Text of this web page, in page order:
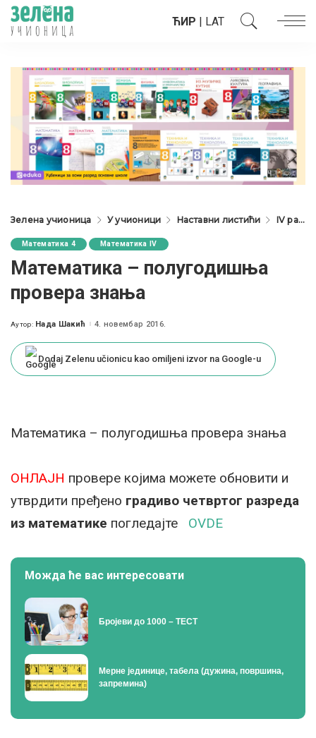
ЋИР | LAT
Зелена учионица У учионици Наставни листићи IV разред
Математика 4 Математика IV
Mатематика – полугодишња
провера знања
Posted
Аутор: Нада Шакић 4. новембар 2016.
Dodaj Zelenu učionicu kao omiljeni izvor na Google-u
Mатематика – полугодишња провера знања
ОНЛАЈН провере којима можете обновити и
утврдити пређено градиво четвртог разреда
из математике погледајте OVDE
Можда ће вас интересовати
Бројеви до 1000 – ТЕСТ
Мерне јединице, табела (дужина, површина,
запремина)